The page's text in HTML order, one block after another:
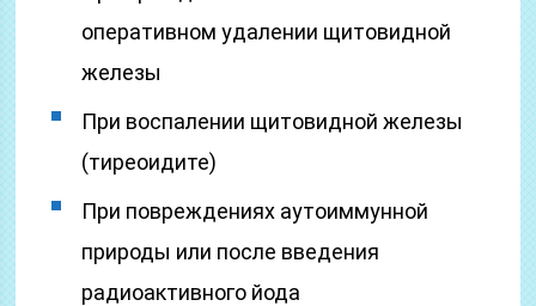
оперативном удалении щитовидной
железы
При воспалении щитовидной железы
(тиреоидите)
При повреждениях аутоиммунной
природы или после введения
радиоактивного йода